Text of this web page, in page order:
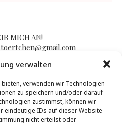
verwalten
verwenden wir Technologien
zu speichern und/oder darauf
zustimmst, können wir
eindeutige IDs auf dieser Website
nicht erteilst oder
MICH AN!
Datenschutzerklärung